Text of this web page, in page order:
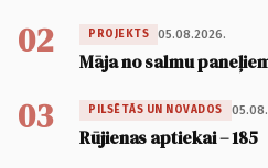
02 PROJEKTS 05.08.2026.
Māja no salmu
03 PILSĒTĀS UN NOVADOS
Rūjienas aptiekai – 185